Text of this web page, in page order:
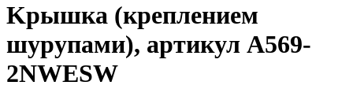
Kрышка (креплением
шурупами), артикул A569-
2NWESW